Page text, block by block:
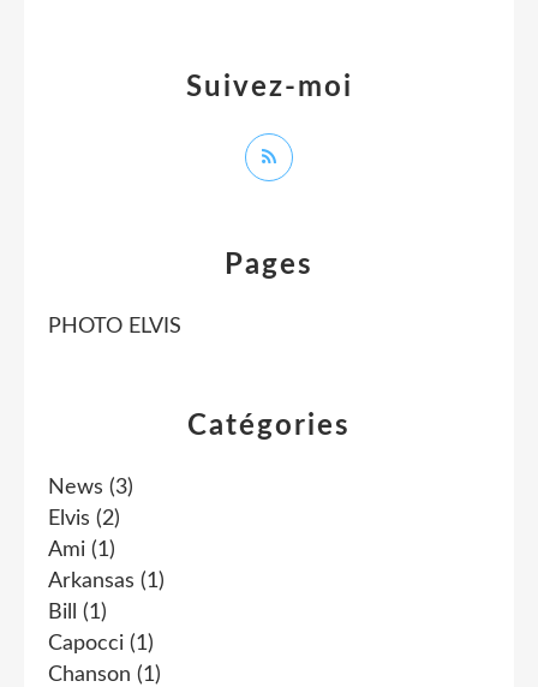
Catégories
News (3)
Elvis (2)
Ami (1)
Arkansas (1)
Bill
(1)
Capocci (1)
Chanson (1)
Pages
PHOTO ELVIS
Suivez-moi